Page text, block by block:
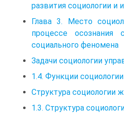
развития социологии и
Глава 3. Место
процессе осознания
социального феномена
Задачи социологии
1.4. Функции социологии
Структура социологии
1.3. Структура